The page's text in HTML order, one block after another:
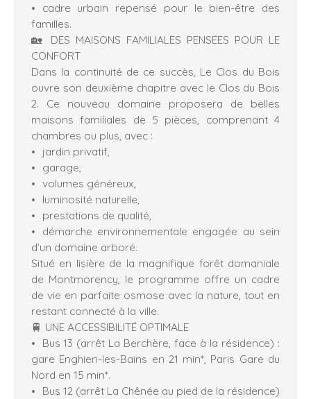
cadre urbain repensé pour le bien-être des
familles.
🏡 DES MAISONS FAMILIALES PENSÉES POUR LE
CONFORT
Dans la continuité de ce succès, Le Clos du Bois
ouvre son deuxième chapitre avec le Clos du Bois
2. Ce nouveau domaine proposera de belles
maisons familiales de 5 pièces, comprenant 4
chambres ou plus, avec :
jardin privatif,
garage,
volumes généreux,
luminosité naturelle,
prestations de qualité,
démarche environnementale engagée au sein
d’un domaine arboré.
Situé en lisière de la magnifique forêt domaniale
de Montmorency, le programme offre un cadre
de vie en parfaite osmose avec la nature, tout en
restant connecté à la ville.
🚆 UNE ACCESSIBILITÉ OPTIMALE
Bus 13 (arrêt La Berchère, face à la résidence) :
gare Enghien-les-Bains en 21 min*, Paris Gare du
Nord en 15 min*.
Bus 12 (arrêt La Chênée au pied de la résidence)